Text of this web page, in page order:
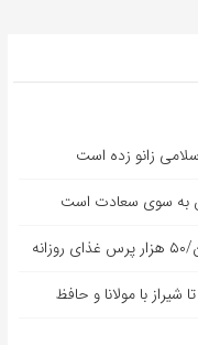
زانو زده است
به سوی سعادت است
شیراز با مولانا و حافظ